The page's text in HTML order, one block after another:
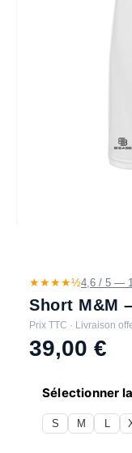
★★★★½4,6 / 5 —
Short M&M
Prix TTC · Livraison
39,00 €
Sélectionner
S M L